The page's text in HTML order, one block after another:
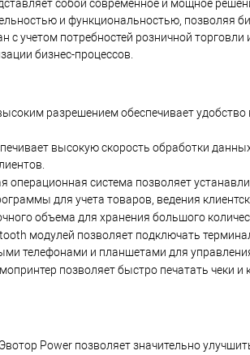
собой современное и мощное
и функциональностью, позволяя
с учетом потребностей розничной
бизнес-процессов.
разрешением обеспечивает
высокую скорость обработки
операционная система позволяет
для учета товаров, ведения
объема для хранения большого
модулей позволяет подключать
телефонами и планшетами для
позволяет быстро печатать чеки
Power позволяет значительно